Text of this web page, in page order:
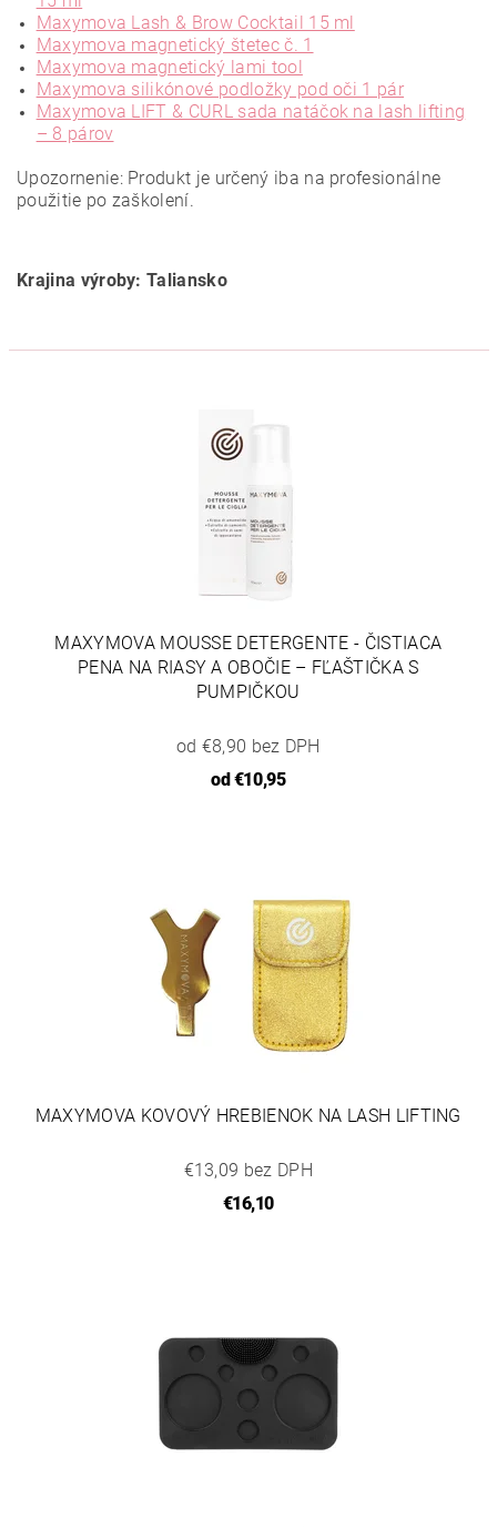
Maxymova Lash & Brow Cocktail 15 ml
Maxymova magnetický štetec č. 1
Maxymova magnetický lami tool
Maxymova silikónové podložky pod oči 1 pár
Maxymova LIFT & CURL sada natáčok na lash lifting
– 8 párov
Upozornenie: Produkt je určený iba na profesionálne
použitie po zaškolení.
Krajina výroby: Taliansko
MAXYMOVA MOUSSE DETERGENTE - ČISTIACA
PENA NA RIASY A OBOČIE – FĽAŠTIČKA S
PUMPIČKOU
od €8,90 bez DPH
od€10,95
MAXYMOVA KOVOVÝ HREBIENOK NA LASH LIFTING
€13,09 bez DPH
€16,10